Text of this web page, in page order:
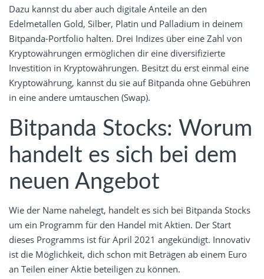
Dazu kannst du aber auch digitale Anteile an den
Edelmetallen Gold, Silber, Platin und Palladium in deinem
Bitpanda-Portfolio halten. Drei Indizes über eine Zahl von
Kryptowährungen ermöglichen dir eine diversifizierte
Investition in Kryptowährungen. Besitzt du erst einmal eine
Kryptowährung, kannst du sie auf Bitpanda ohne Gebühren
in eine andere umtauschen (Swap).
Bitpanda Stocks: Worum
handelt es sich bei dem
neuen Angebot
Wie der Name nahelegt, handelt es sich bei Bitpanda Stocks
um ein Programm für den Handel mit Aktien. Der Start
dieses Programms ist für April 2021 angekündigt. Innovativ
ist die Möglichkeit, dich schon mit Beträgen ab einem Euro
an Teilen einer Aktie beteiligen zu können.